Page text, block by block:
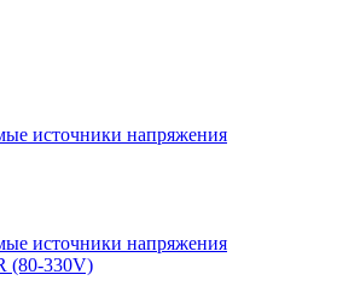
источники напряжения
источники напряжения
(80-330V)